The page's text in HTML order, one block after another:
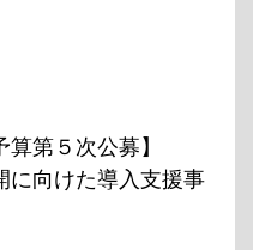
第５次公募】
向けた導入支援事